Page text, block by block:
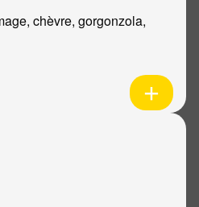
chèvre, gorgonzola,